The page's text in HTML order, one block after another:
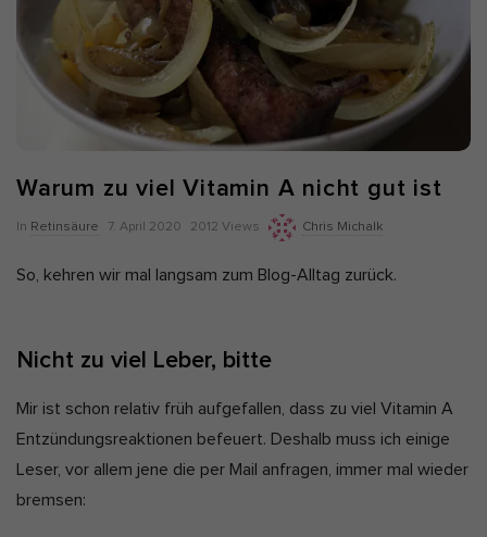
Warum zu viel Vitamin A nicht gut ist
In Retinsäure P
b
a
7. April 2020 2012 Views Chris Michalk
So, kehren wir mal langsam zum Blog-Alltag zurück.
Nicht zu viel Leber, bitte
Mir ist schon relativ früh aufgefallen, dass zu viel Vitamin A
Entzündungsreaktionen befeuert. Deshalb muss ich einige
Leser, vor allem jene die per Mail anfragen, immer mal wieder
bremsen:
Alle akzeptieren Auswahl verwenden
Nur essenzielle Cookies akzeptieren
Zurück
Datenschutzeinstellungen
Essenzielle Cookies ermöglichen grundlegende Funktionen und sind
für die einwandfreie Funktion und die Sicherheit der Website
erforderlich.
Cookie-Informationen anzeigen
Informationen helfen uns zu verstehen, wie unsere Besucher unsere
können wir unser Angebot besser auf unsere Besucher abstimmen.
Cookie-Informationen anzeigen
Marketing (5)